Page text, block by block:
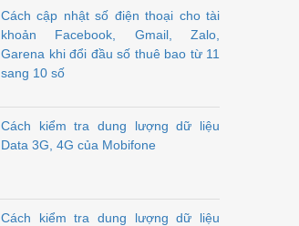
Cách cập nhật số điện thoại cho tài
khoản Facebook, Gmail, Zalo,
Garena khi đổi đầu số thuê bao từ 11
sang 10 số
Cách kiểm tra dung lượng dữ liệu
Data 3G, 4G của Mobifone
Cách kiểm tra dung lượng dữ liệu